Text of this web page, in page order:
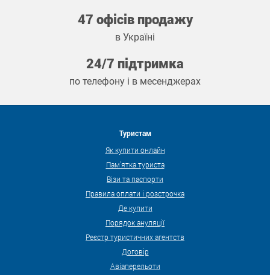
47 офісів продажу
в Україні
24/7 підтримка
по телефону і в месенджерах
Туристам
Як купити онлайн
Пам'ятка туриста
Візи та паспорти
Правила оплати і розстрочка
Де купити
Порядок ануляції
Реєстр туристичних агентств
Договір
Авіаперельоти